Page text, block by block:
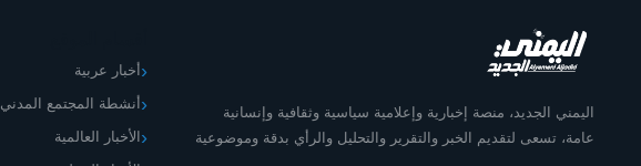
اليمني الجديد، منصة إخبارية وإعلامية سياسية وثقافية وإنسانية
عامة، تسعى لتقديم الخبر والتقرير والتحليل والرأي بدقة وموضوعية
أخبار عربية
أنشطة المجتمع المدني
الأخبار العالمية